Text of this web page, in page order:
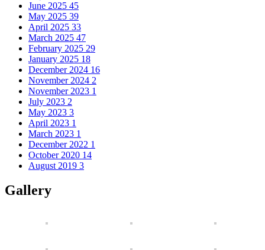
June 2025 45
May 2025 39
April 2025 33
March 2025 47
February 2025 29
January 2025 18
December 2024 16
November 2024 2
November 2023 1
July 2023 2
May 2023 3
April 2023 1
March 2023 1
December 2022 1
October 2020 14
August 2019 3
Gallery